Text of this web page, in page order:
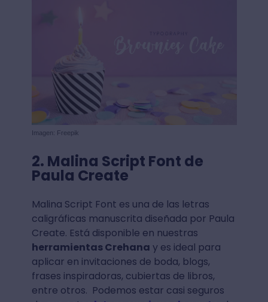
Imagen: Freepik
2. Malina Script Font de
Paula Create
Malina Script Font es una de las letras
caligráficas manuscrita diseñada por Paula
Create. Está disponible en nuestras
herramientas Crehana y es ideal para
aplicar en invitaciones de boda, blogs,
frases inspiradoras, cubiertas de libros,
entre otros. Podemos estar casi seguros